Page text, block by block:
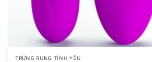
TRỨNG RUNG TÌNH YÊU